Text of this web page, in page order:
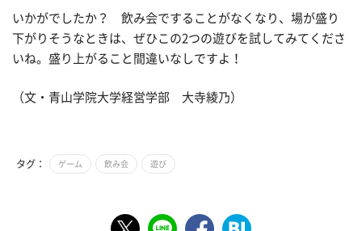
いかがでしたか？ 飲み会ですることがなくなり、場が盛り
下がりそうなときは、ぜひこの2つの遊びを試してみてくださ
いね。盛り上がること間違いなしですよ！
（文・青山学院大学経営学部 大寺綾乃）
タグ： ゲーム 飲み会 遊び